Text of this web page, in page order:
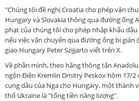
"Chúng tôi đề nghị Croatia cho phép vận
Hungary và Slovakia thông qua đường ống
phạt của chúng tôi cho phép nhập khẩu
nếu việc vận chuyển qua đường ống bị gián
giao Hungary Peter Szijjarto viết trên X.
Về phần mình, theo hãng thông tấn
ngôn Điện Kremlin Dmitry Peskov hôm 17/2
cung dầu của Nga cho Hungary, một thành
thổ Ukraine là "tống tiền năng lượng".